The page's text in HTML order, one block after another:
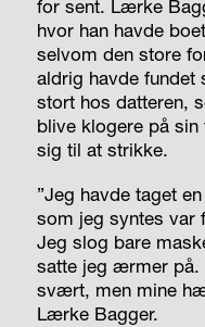
for sent. Lærke
hvor han havde
selvom den store
aldrig havde fundet
stort hos datteren,
blive klogere på
sig til at strikke.
”Jeg havde taget
som jeg syntes var
Jeg slog bare
satte jeg ærmer på.
svært, men mine
Lærke Bagger.